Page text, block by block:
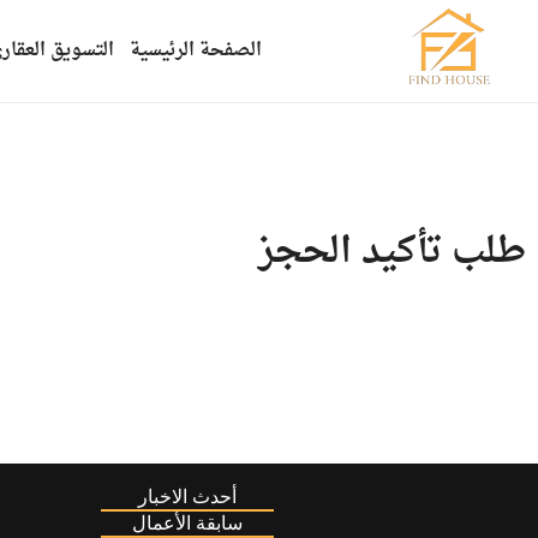
الصفحة الرئيسية التسويق
طلب تأكيد الحجز
أحدث الاخبار
سابقة الأعمال